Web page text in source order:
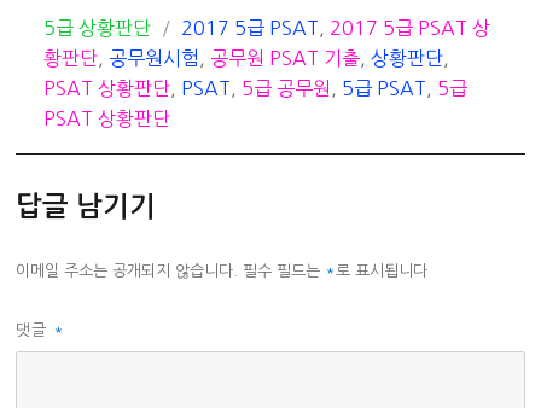
카
테
고
리
5급 상황판단
태
그
2017 5급 PSAT
2017 5급 PSAT 상
황판단
공무원시험 공무원 PSAT 기출 ,상황판단
PSAT 상황판단
PSAT 5급 공무원 5급 PSAT
5급
PSAT 상황판단
답글 남기기
이메일 주소는 공개되지 않습니다. 필수 필드는 * 로 표시됩니다
댓글 *